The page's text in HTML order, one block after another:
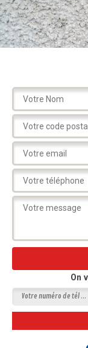
On